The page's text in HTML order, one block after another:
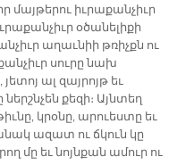
մայթերու իւրաքանչիւր
օծանելիքի
աղաւնիի թռիչքն ու
սուրը նախ
ալ զայրոյթ եւ
քեզի։ Այնտեղ
կրօնը, արուեստը եւ
ազատ ու ճկուն կը
մը եւ նոյնքան ամուր ու